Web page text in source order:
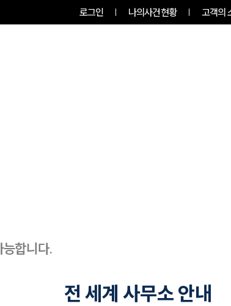
로그인 나의사건현황 고객의
합니다.
전 세계 사무소 안내